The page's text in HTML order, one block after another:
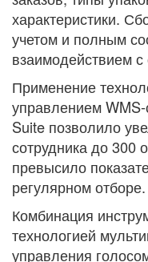
характеристики.
учетом и полным
взаимодействием
Применение
управлением
Suite позволило
сотрудника до 300
превысило
регулярном отборе.
Комбинация
технологией
управления